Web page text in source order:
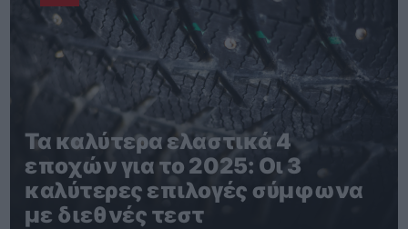
Τα καλύτερα ελαστικά 4
εποχών για το 2025: Οι 3
καλύτερες επιλογές σύμφωνα
με διεθνές τεστ